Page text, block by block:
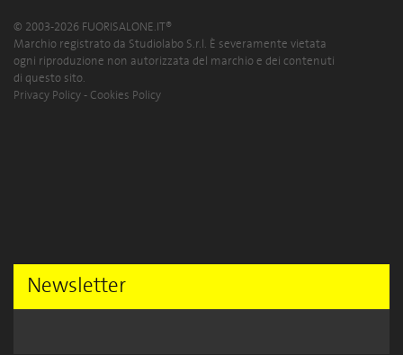
© 2003-2026 FUORISALONE.IT®
Marchio registrato da Studiolabo S.r.l. È severamente vietata
ogni riproduzione non autorizzata del marchio e dei contenuti
di questo sito.
Privacy Policy - Cookies Policy
Newsletter